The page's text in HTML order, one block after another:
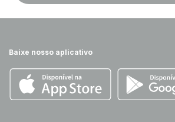
Baixe nosso aplicativo